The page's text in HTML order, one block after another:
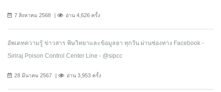
7 สิงหาคม 2568 อ่าน 4,626 ครั้ง
อัพเดทความรู้ ข่าวสาร พิษวิทยาและข้อมูลยา ทุกวัน ผ่านช่องทาง Facebook -
Siriraj Poison Control Center Line - @sipcc
28 มีนาคม 2567 อ่าน 3,953 ครั้ง